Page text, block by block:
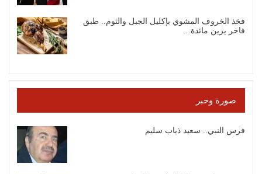
فخذ الخروف المشوي بإكليل الجبل والثوم.. طبق
فاخر يزين مائدة…
صورة وخبر
فرس النبي.. سعيد ذياب سليم